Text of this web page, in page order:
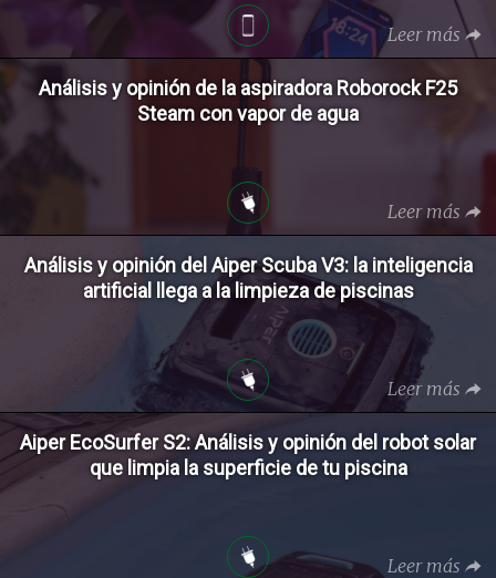
Leer más
Análisis y opinión de la aspiradora Roborock F25
Steam con vapor de agua
Leer más
Análisis y opinión del Aiper Scuba V3: la inteligencia
artificial llega a la limpieza de piscinas
Leer más
Aiper EcoSurfer S2: Análisis y opinión del robot solar
que limpia la superficie de tu piscina
Leer más